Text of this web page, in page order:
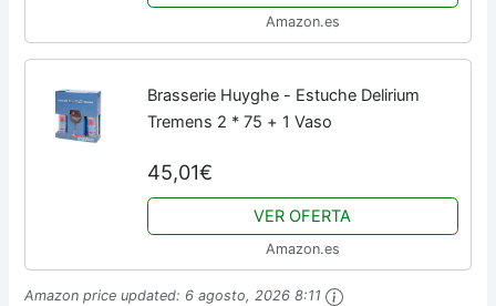
Amazon.es
Brasserie Huyghe - Estuche Delirium
Tremens 2 * 75 + 1 Vaso
45,01€
VER OFERTA
Amazon.es
Amazon price updated: 6 agosto, 2026 8:11